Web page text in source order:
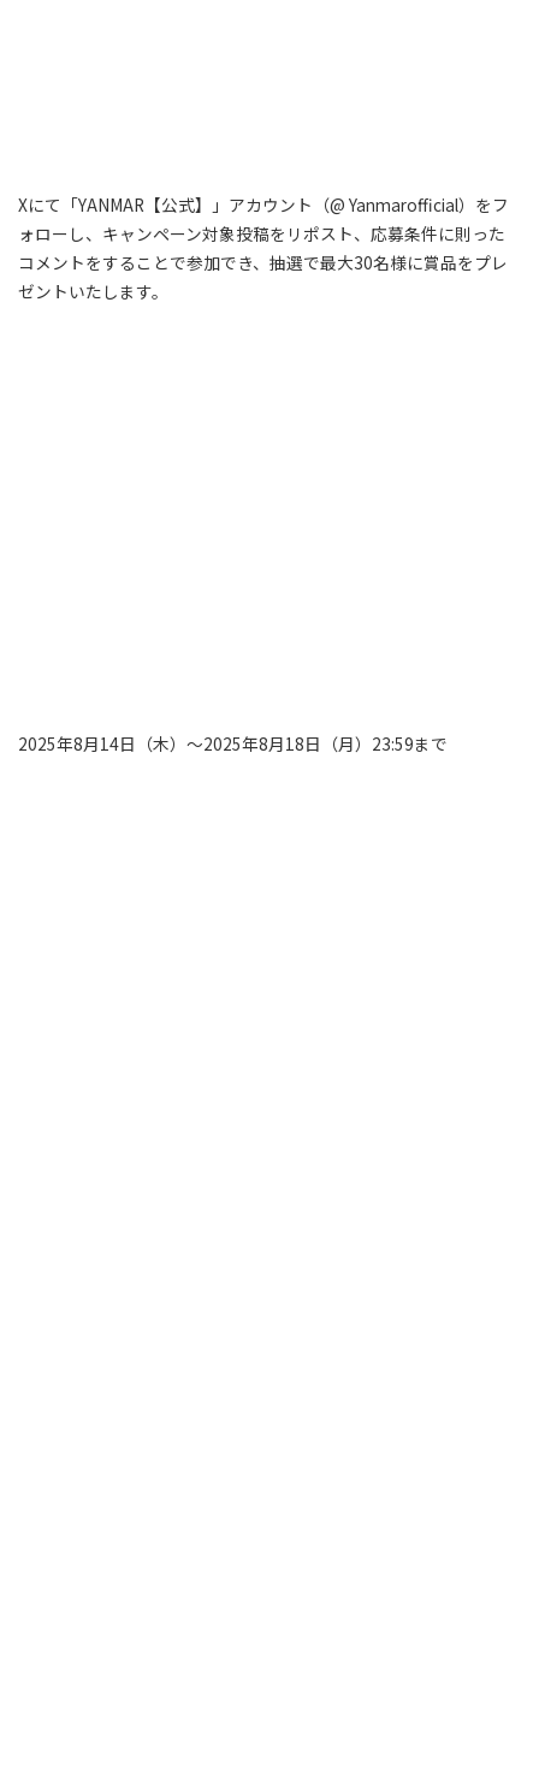
Xにて「YANMAR【公式】」アカウント（@ Yanmarofficial）をフ
ォローし、キャンペーン対象投稿をリポスト、応募条件に則った
コメントをすることで参加でき、抽選で最大30名様に賞品をプレ
ゼントいたします。
2025年8月14日（木）～2025年8月18日（月）23:59まで